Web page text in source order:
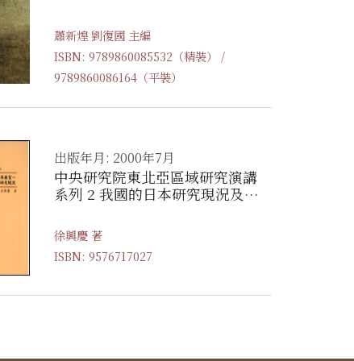
蕭新煌 劉復國 主編
ISBN: 9789860085532（精裝） /
9789860086164（平裝）
出版年月: 2000年7月
中央研究院東北亞區域研究演講
系列 2 我國的日本研究現況及其
之日本研究現況
徐興慶 著
ISBN: 9576717027